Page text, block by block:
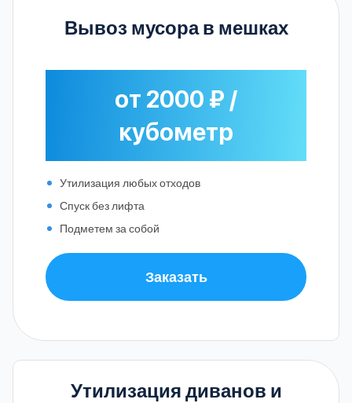
Вывоз мусора в мешках
от 2000 ₽ /
кубометр
Утилизация любых отходов
Спуск без лифта
Подметем за собой
Заказать
Утилизация диванов и